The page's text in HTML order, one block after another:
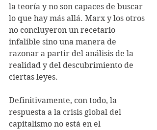
la teoría y no son capaces de buscar
lo que hay más allá. Marx y los otros
no concluyeron un recetario
infalible sino una manera de
razonar a partir del análisis de la
realidad y del descubrimiento de
ciertas leyes.
Definitivamente, con todo, la
respuesta a la crisis global del
capitalismo no está en el